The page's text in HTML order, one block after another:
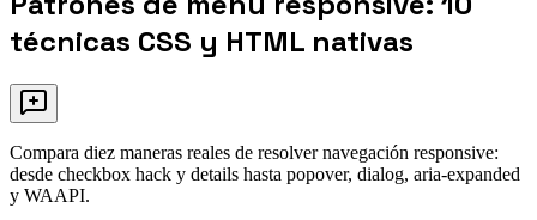
técnicas CSS y HTML nativas
Compara diez maneras reales de resolver navegación responsive:
desde checkbox hack y details hasta popover, dialog, aria-expanded
y WAAPI.